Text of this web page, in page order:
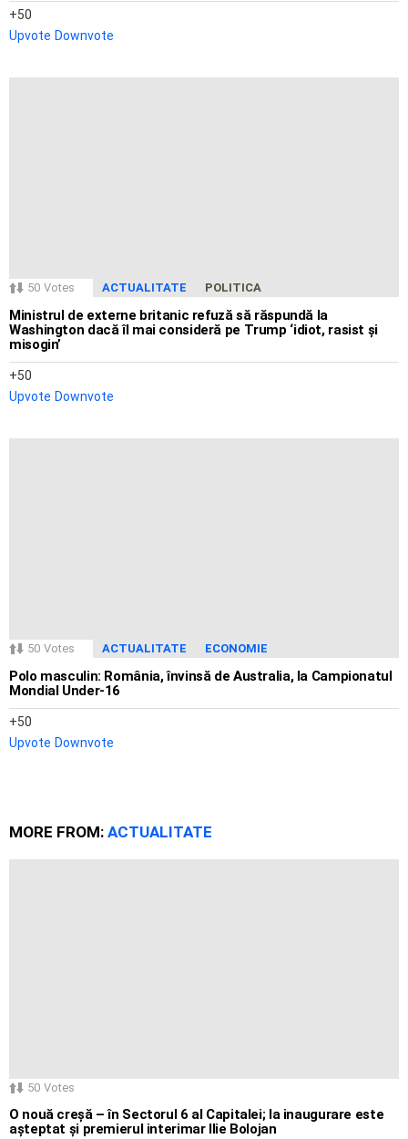
50
Upvote Downvote
50 Votes ACTUALITATE POLITICA
Ministrul de externe britanic refuză să răspundă la
Washington dacă îl mai consideră pe Trump ‘idiot, rasist și
misogin’
50
Upvote Downvote
50 Votes ACTUALITATE ECONOMIE
Polo masculin: România, învinsă de Australia, la Campionatul
Mondial Under-16
50
Upvote Downvote
MORE FROM: ACTUALITATE
50 Votes
O nouă creșă – în Sectorul 6 al Capitalei; la inaugurare este
așteptat și premierul interimar Ilie Bolojan